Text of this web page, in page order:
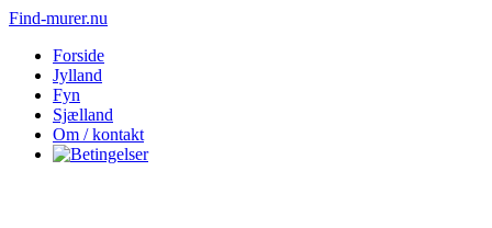
Find-murer.nu
Forside
Jylland
Fyn
Sjælland
Om / kontakt